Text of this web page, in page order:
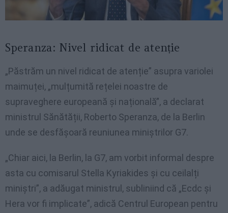
Speranza: Nivel ridicat de atenție
„Păstrăm un nivel ridicat de atenție” asupra variolei
maimuței, „mulțumită rețelei noastre de
supraveghere europeană și națională”, a declarat
ministrul Sănătății, Roberto Speranza, de la Berlin
unde se desfășoară reuniunea miniștrilor G7.
„Chiar aici, la Berlin, la G7, am vorbit informal despre
asta cu comisarul Stella Kyriakides și cu ceilalți
miniștri”, a adăugat ministrul, subliniind că „Ecdc și
Hera vor fi implicate”, adică Centrul European pentru